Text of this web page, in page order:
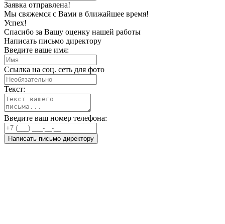
Заявка отправлена!
Мы свяжемся с Вами в ближайшее время!
Успех!
Спасибо за Вашу оценку нашей работы
Написать письмо директору
Введите ваше имя:
Ссылка на соц. сеть для фото
Текст:
Введите ваш номер телефона:
Написать письмо директору